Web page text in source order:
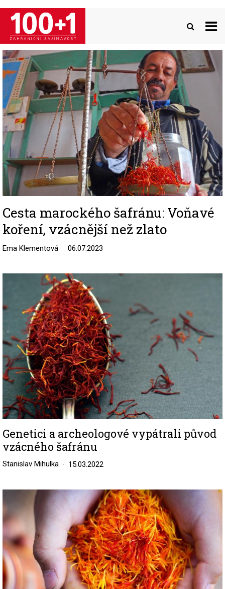
Přejít
hlavnímu
obsahu
Image
Cesta marockého šafránu: Voňavé
koření, vzácnější než zlato
Ema Klementová 06.07.2023
Genetici a archeologové vypátrali původ
vzácného šafránu
Stanislav Mihulka 15.03.2022